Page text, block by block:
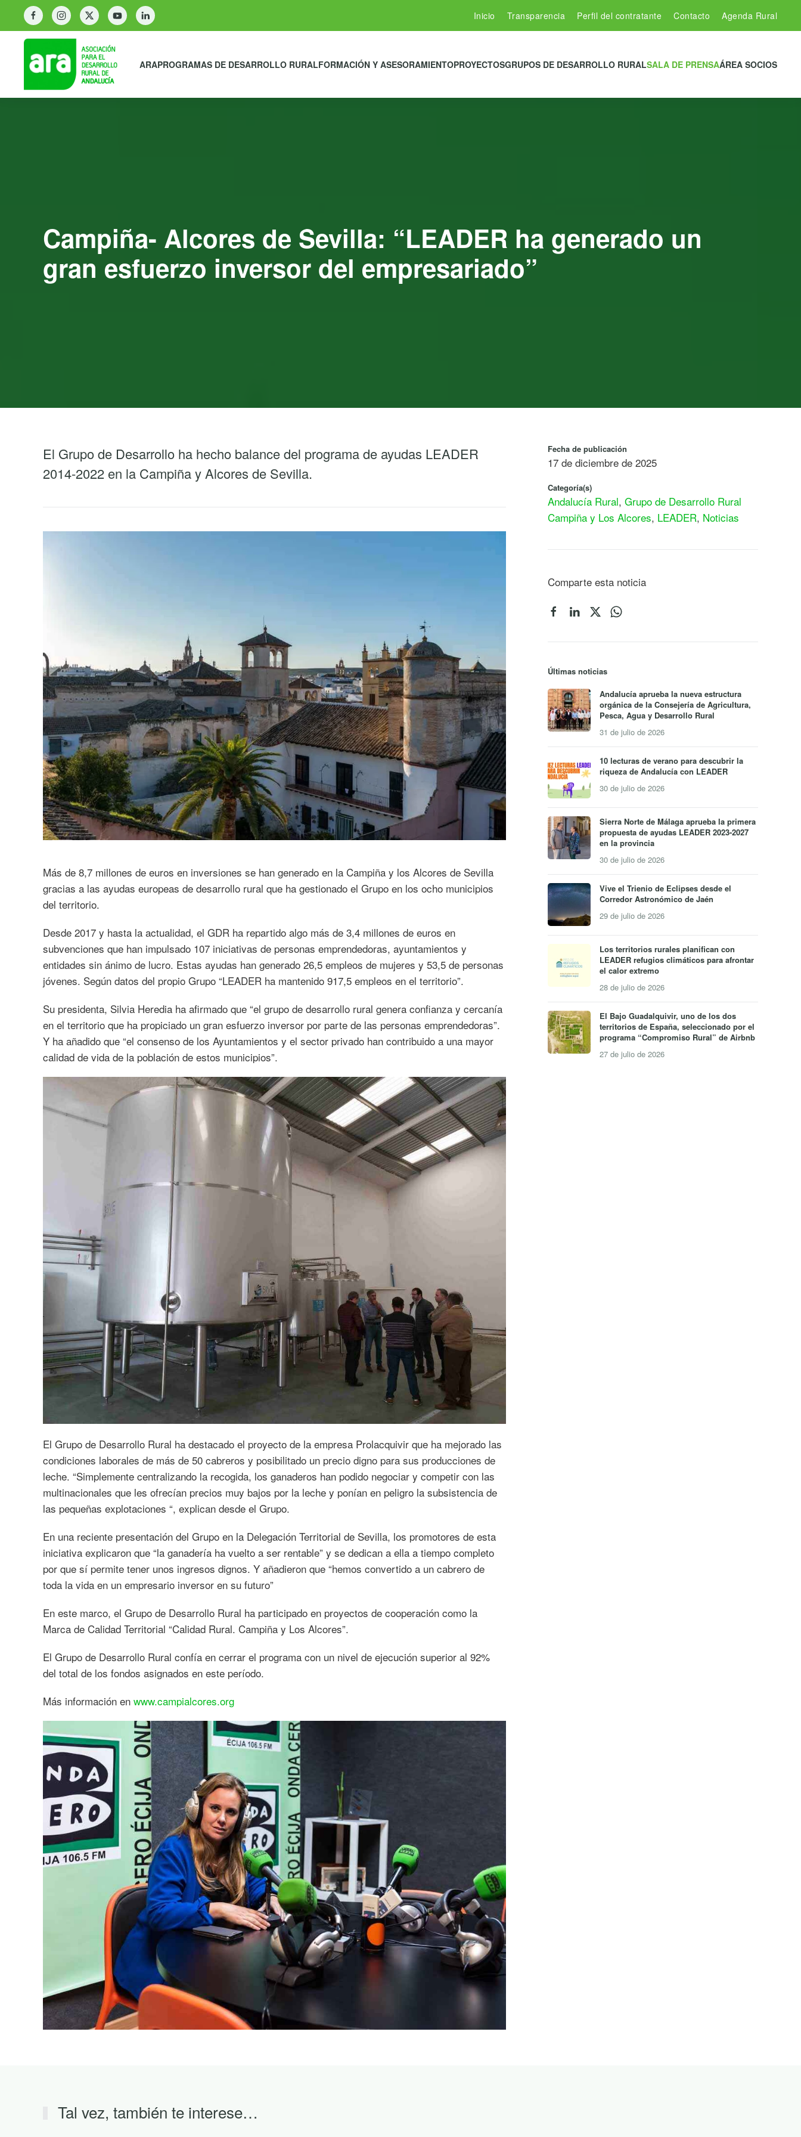
Inicio Transparencia Perfil del contratante Contacto Agenda Rural
ARAPROGRAMAS DE DESARROLLO RURALFORMACIÓN Y ASESORAMIENTOPROYECTOSGRUPOS DE DESARROLLO RURALSALA DE PRENSAÁREA SOCIOS
Campiña- Alcores de Sevilla: “LEADER ha generado un
gran esfuerzo inversor del empresariado”
El Grupo de Desarrollo ha hecho balance del programa de ayudas LEADER
2014-2022 en la Campiña y Alcores de Sevilla.
Más de 8,7 millones de euros en inversiones se han generado en la Campiña y los Alcores de Sevilla
gracias a las ayudas europeas de desarrollo rural que ha gestionado el Grupo en los ocho municipios
del territorio.
Desde 2017 y hasta la actualidad, el GDR ha repartido algo más de 3,4 millones de euros en
subvenciones que han impulsado 107 iniciativas de personas emprendedoras, ayuntamientos y
entidades sin ánimo de lucro. Estas ayudas han generado 26,5 empleos de mujeres y 53,5 de personas
jóvenes. Según datos del propio Grupo “LEADER ha mantenido 917,5 empleos en el territorio”.
Su presidenta, Silvia Heredia ha afirmado que “el grupo de desarrollo rural genera confianza y cercanía
en el territorio que ha propiciado un gran esfuerzo inversor por parte de las personas emprendedoras”.
Y ha añadido que “el consenso de los Ayuntamientos y el sector privado han contribuido a una mayor
calidad de vida de la población de estos municipios”.
El Grupo de Desarrollo Rural ha destacado el proyecto de la empresa Prolacquivir que ha mejorado las
condiciones laborales de más de 50 cabreros y posibilitado un precio digno para sus producciones de
leche. “Simplemente centralizando la recogida, los ganaderos han podido negociar y competir con las
multinacionales que les ofrecían precios muy bajos por la leche y ponían en peligro la subsistencia de
las pequeñas explotaciones “, explican desde el Grupo.
En una reciente presentación del Grupo en la Delegación Territorial de Sevilla, los promotores de esta
iniciativa explicaron que “la ganadería ha vuelto a ser rentable” y se dedican a ella a tiempo completo
por que sí permite tener unos ingresos dignos. Y añadieron que “hemos convertido a un cabrero de
toda la vida en un empresario inversor en su futuro”
En este marco, el Grupo de Desarrollo Rural ha participado en proyectos de cooperación como la
Marca de Calidad Territorial “Calidad Rural. Campiña y Los Alcores”.
El Grupo de Desarrollo Rural confía en cerrar el programa con un nivel de ejecución superior al 92%
del total de los fondos asignados en este período.
Más información en www.campialcores.org
Fecha de publicación
17 de diciembre de 2025
Categoría(s)
Andalucía Rural, Grupo de Desarrollo Rural
Campiña y Los Alcores, LEADER, Noticias
Comparte esta noticia
Últimas noticias
Andalucía aprueba la nueva estructura
orgánica de la Consejería de Agricultura,
Pesca, Agua y Desarrollo Rural
31 de julio de 2026
10 lecturas de verano para descubrir la
riqueza de Andalucía con LEADER
30 de julio de 2026
Sierra Norte de Málaga aprueba la primera
propuesta de ayudas LEADER 2023-2027
en la provincia
30 de julio de 2026
Vive el Trienio de Eclipses desde el
Corredor Astronómico de Jaén
29 de julio de 2026
Los territorios rurales planifican con
LEADER refugios climáticos para afrontar
el calor extremo
28 de julio de 2026
El Bajo Guadalquivir, uno de los dos
territorios de España, seleccionado por el
programa “Compromiso Rural” de Airbnb
27 de julio de 2026
Tal vez, también te interese…